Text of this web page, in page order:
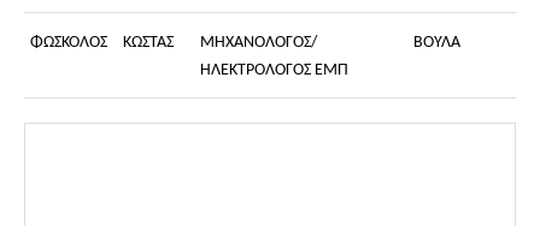
ΦΩΣΚΟΛΟΣ ΚΩΣΤΑΣ
ΜΗΧΑΝΟΛΟΓΟΣ/
ΗΛΕΚΤΡΟΛΟΓΟΣ ΕΜΠ
ΒΟΥΛΑ